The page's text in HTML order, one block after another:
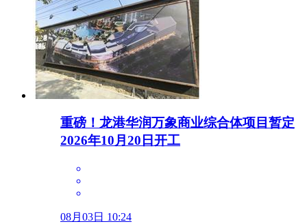
重磅！龙港华润万象商业综合体项目暂定
2026年10月20日开工
08月03日 10:24